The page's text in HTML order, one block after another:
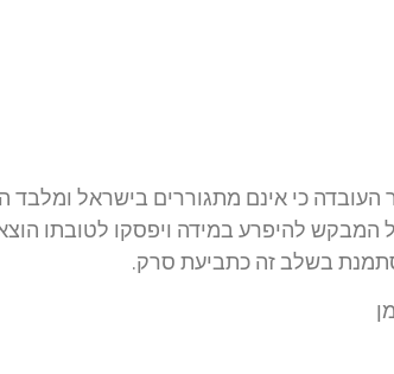
כי אינם מתגוררים בישראל ומלבד
המבקש להיפרע במידה ויפסקו לטובתו
בשלב זה כתביעת סרק.